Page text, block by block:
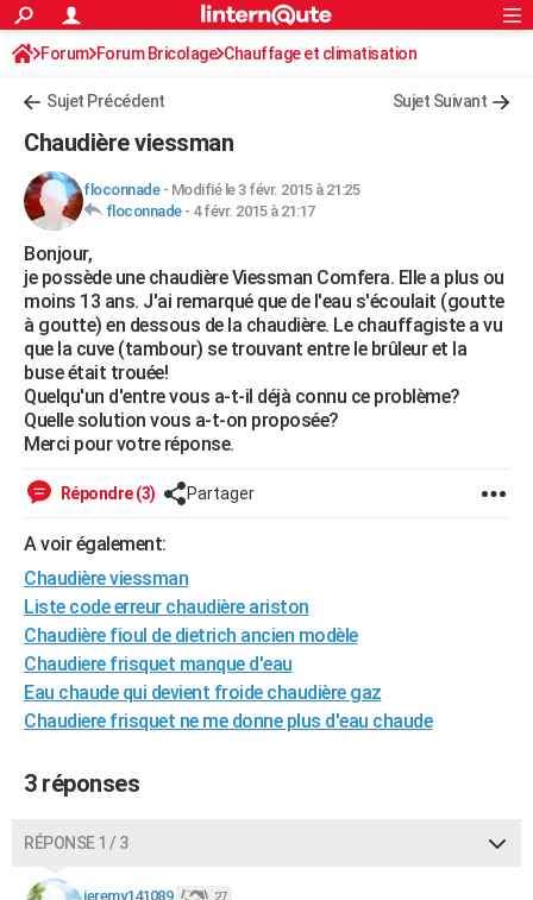
ACTUALITÉS
Politique
Société
Faits Divers
Education
Monde
Villes
+
FINANCE
Retraite
Impôts
Epargne
Immobilier
Risques naturels par ville
Banque
Assurance
Crédit
AUTO
Essais
Réserver un essai
Citadines
Berlines
SUV
Forum auto
+HIGH-TECH
Mobiles
Meilleur smartphone
Internet
Ordinateurs
Jeux vidéo
Guide high-tech
+BRICOLAGE
Forum
Aménagement intérieur
Extérieur
Cuisine
Salle de bains
Jardinage
Rangement
WEEK-END
Guides de France
Escapades
Patrimoine
Expositions
Musées
Week-end nature
+LIFESTYLE
Art de vivre
Modes de vie
Alimentation
Guide de la santé
Maladies
Médicaments
Sommeil
Destinations
City break
Voyage nature
Voyage de noces
Forum
Climat
+
GUIDES D'ACHAT
BONS PLANS
CARTE DE VOEUX
Dictionnaire
Biographies
Citations
Expressions
Proverbes
PROGRAMME TV
COPAINS D'AVANT
S'inscrire
Se connecter
Lycées
Collèges
Primaires
Universités
Entreprises
Service militaire
Avis de recherche
Rechercher
S'inscrire
Connexion
Forum Forum Bricolage Chauffage et climatisation
Sujet Précédent Sujet Suivant
Chaudière viessman
floconnade- Modifié le 3 févr. 2015 à 21:25
floconnade- 4 févr. 2015 à 21:17
Bonjour,
je possède une chaudière Viessman Comfera. Elle a plus ou
moins 13 ans. J'ai remarqué que de l'eau s'écoulait (goutte
à goutte) en dessous de la chaudière. Le chauffagiste a vu
que la cuve (tambour) se trouvant entre le brûleur et la
buse était trouée!
Quelqu'un d'entre vous a-t-il déjà connu ce problème?
Quelle solution vous a-t-on proposée?
Merci pour votre réponse.
Répondre (3) Partager
A voir également:
Chaudière viessman
Liste code erreur chaudière ariston
Chaudière fioul de dietrich ancien modèle
Chaudiere frisquet manque d'eau
Eau chaude qui devient froide chaudière gaz
Chaudiere frisquet ne me donne plus d'eau chaude
3 réponses
RÉPONSE 1 / 3
jeremy141089